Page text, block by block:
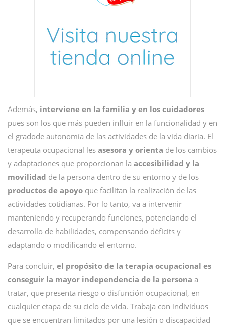
Además, interviene en la familia y en los cuidadores
pues son los que más pueden influir en la funcionalidad y en
el gradode autonomía de las actividades de la vida diaria. El
terapeuta ocupacional les asesora y orienta de los cambios
y adaptaciones que proporcionan la accesibilidad y la
movilidad de la persona dentro de su entorno y de los
productos de apoyo que facilitan la realización de las
actividades cotidianas. Por lo tanto, va a intervenir
manteniendo y recuperando funciones, potenciando el
desarrollo de habilidades, compensando déficits y
adaptando o modificando el entorno.
Para concluir, el propósito de la terapia ocupacional es
conseguir la mayor independencia de la persona a
tratar, que presenta riesgo o disfunción ocupacional, en
cualquier etapa de su ciclo de vida. Trabaja con individuos
que se encuentran limitados por una lesión o discapacidad